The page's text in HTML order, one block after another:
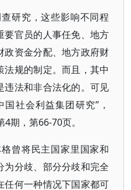
研究，这些影响不同程
要官员的人事任免、地方
政资金分配、地方政府财
规的制定。而且，其中
违法和非合法化的。可见
社会利益集团研究”，
期，第66-70页。
曾将民主国家里国家和
分歧、部分分歧和完全
任何一种情况下国家都可